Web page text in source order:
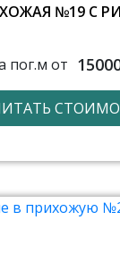
№19 С
пог.м от